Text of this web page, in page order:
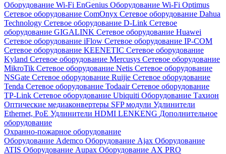
Оборудование Wi-Fi EnGenius Оборудование Wi-Fi Optimus
Сетевое оборудование ComOnyx Сетевое оборудование Dahua
Technology Сетевое оборудование D-Link Сетевое
оборудование GIGALINK Сетевое оборудование Huawei
Сетевое оборудование iFlow Сетевое оборудование IP-COM
Сетевое оборудование KEENETIC Сетевое оборудование
Kyland Сетевое оборудование Mercusys Сетевое оборудование
MikroTik Сетевое оборудование Netis Сетевое оборудование
NSGate Сетевое оборудование Ruijie Сетевое оборудование
Tenda Сетевое оборудование TodaairСетевое оборудование
TP-Link Сетевое оборудование Ubiquiti Оборудование Тахион
Оптические медиаконвертеры SFP модули Удлинители
Ethernet, PoE Удлинители HDMI LENKENG Дополнительное
оборудование
Охранно-пожарное оборудование
Оборудование Ademco Оборудование Ajax Оборудование
ATIS Оборудование Aupax Оборудование AX PRO